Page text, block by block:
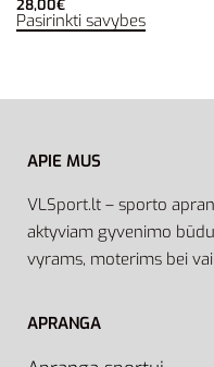
28,00€
Pasirinkti savybes
APIE MUS
VLSport.lt – sporto
aktyviam gyvenimo
vyrams, moterims bei
APRANGA